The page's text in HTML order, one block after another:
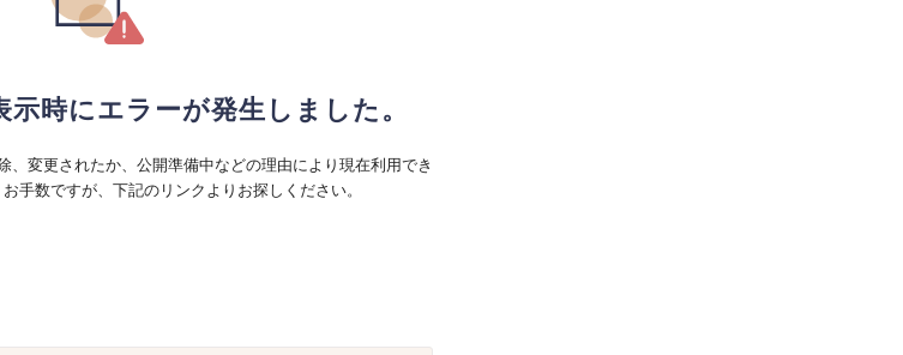
時にエラーが発生しました。
、変更されたか、公開準備中などの理由により現在利用でき
手数ですが、下記のリンクよりお探しください。